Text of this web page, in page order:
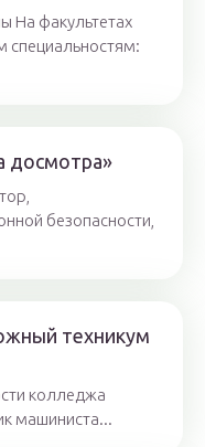
На факультетах
специальностям:
досмотра»
безопасности,
техникум
колледжа
машиниста...